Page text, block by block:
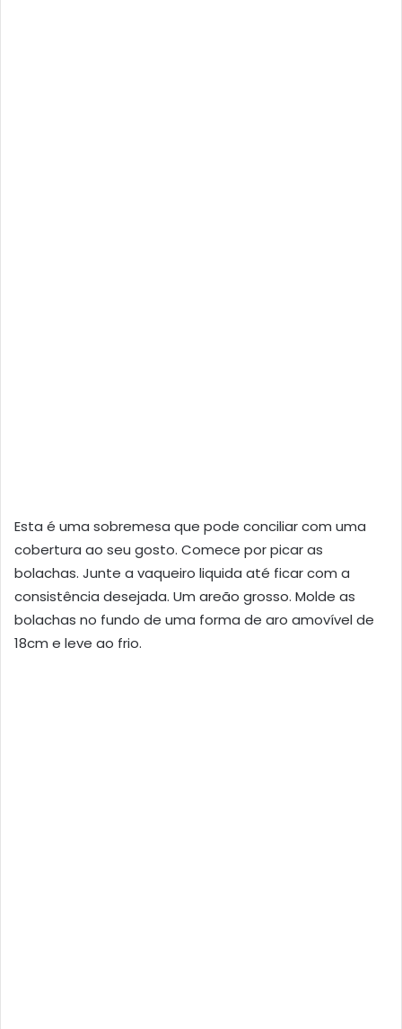
Esta é uma sobremesa que pode conciliar com uma
cobertura ao seu gosto. Comece por picar as
bolachas. Junte a vaqueiro liquida até ficar com a
consistência desejada. Um areão grosso. Molde as
bolachas no fundo de uma forma de aro amovível de
18cm e leve ao frio.